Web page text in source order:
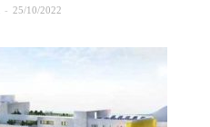
- 25/10/2022